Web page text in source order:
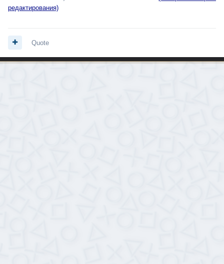
редактирования)
Quote